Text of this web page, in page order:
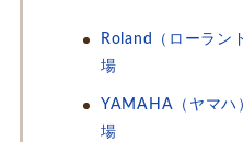
Roland（ローラン
場
YAMAHA（ヤマハ
場